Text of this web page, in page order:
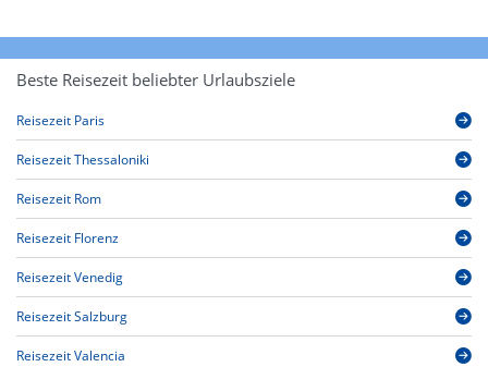
Beste Reisezeit beliebter Urlaubsziele
Reisezeit Paris
Reisezeit Thessaloniki
Reisezeit Rom
Reisezeit Florenz
Reisezeit Venedig
Reisezeit Salzburg
Reisezeit Valencia